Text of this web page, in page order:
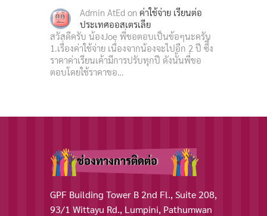
Admin AtEd on ค่าใช้จ่าย เรียนต่อ
ประเทศออสเตรเลีย
สวัสดีครับ น้องJoe พี่ขอตอบเป็นข้อๆนะครับ
1.เรื่องค่าใช้จ่าย เนื่องจากน้องจะไปอีก 2 ปี ซึึ่ง
ราคาค่าเรียนเค้ามีการปรับทุกปี ดังนั้นพี่ขอ
ตอบโดยใช้ราคาขอ…
ช่องทางการติดต่อ
GPF Building Tower B 2nd Fl., Suite 208,
93/1 Wittayu Rd., Lumpini, Pathumwan